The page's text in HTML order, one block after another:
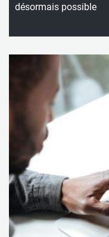
désormais possible